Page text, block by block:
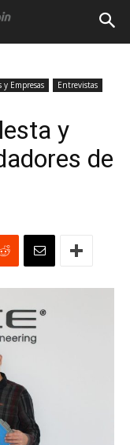
y Empresas
Entrevistas
y
de